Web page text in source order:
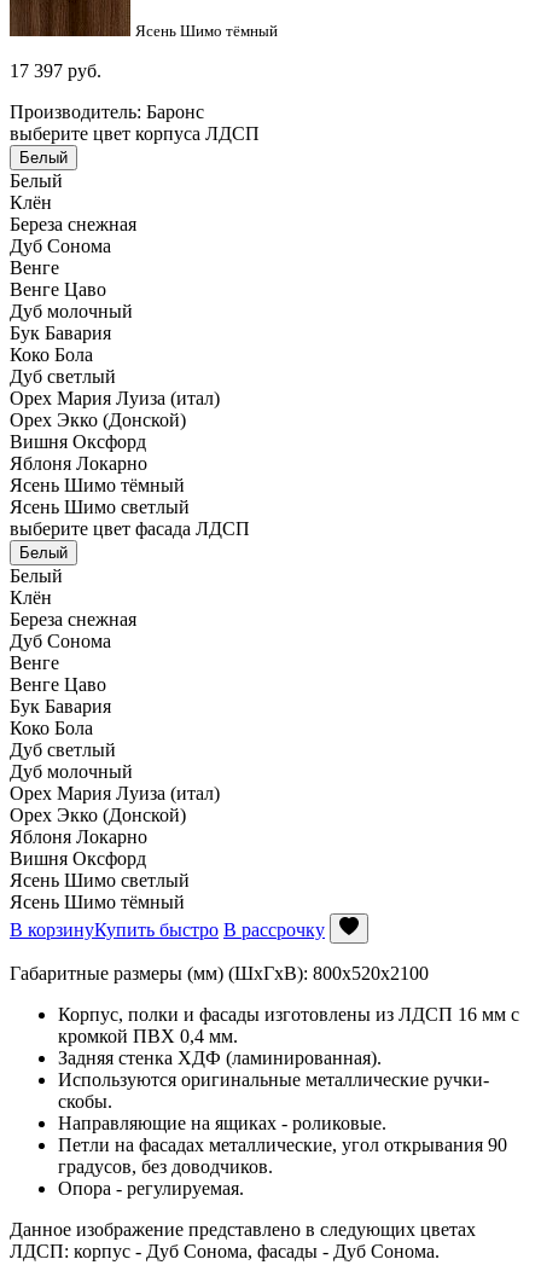
Ясень Шимо тёмный
17 397 руб.
Производитель: Баронс
выберите цвет корпуса ЛДСП
Белый
Белый
Клён
Береза снежная
Дуб Сонома
Венге
Венге Цаво
Дуб молочный
Бук Бавария
Коко Бола
Дуб светлый
Орех Мария Луиза (итал)
Орех Экко (Донской)
Вишня Оксфорд
Яблоня Локарно
Ясень Шимо тёмный
Ясень Шимо светлый
выберите цвет фасада ЛДСП
Белый
Белый
Клён
Береза снежная
Дуб Сонома
Венге
Венге Цаво
Бук Бавария
Коко Бола
Дуб светлый
Дуб молочный
Орех Мария Луиза (итал)
Орех Экко (Донской)
Яблоня Локарно
Вишня Оксфорд
Ясень Шимо светлый
Ясень Шимо тёмный
В корзинуКупить быстро В рассрочку
Габаритные размеры (мм) (ШхГхВ): 800х520х2100
Корпус, полки и фасады изготовлены из ЛДСП 16 мм с
кромкой ПВХ 0,4 мм.
Задняя стенка ХДФ (ламинированная).
Используются оригинальные металлические ручки-
скобы.
Направляющие на ящиках - роликовые.
Петли на фасадах металлические, угол открывания 90
градусов, без доводчиков.
Опора - регулируемая.
Данное изображение представлено в следующих цветах
ЛДСП: корпус - Дуб Сонома, фасады - Дуб Сонома.